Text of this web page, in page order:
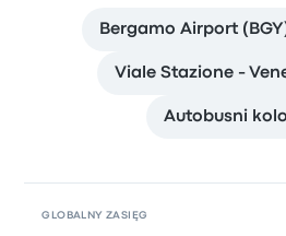
Bergamo Airport
Viale Stazione -
Autobusni
GLOBALNY ZASIĘG